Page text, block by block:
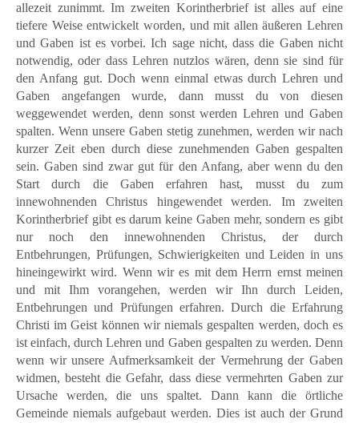
allezeit zunimmt. Im zweiten Korintherbrief ist alles auf eine
tiefere Weise entwickelt worden, und mit allen äußeren Lehren
und Gaben ist es vorbei. Ich sage nicht, dass die Gaben nicht
notwendig, oder dass Lehren nutzlos wären, denn sie sind für
den Anfang gut. Doch wenn einmal etwas durch Lehren und
Gaben angefangen wurde, dann musst du von diesen
weggewendet werden, denn sonst werden Lehren und Gaben
spalten. Wenn unsere Gaben stetig zunehmen, werden wir nach
kurzer Zeit eben durch diese zunehmenden Gaben gespalten
sein. Gaben sind zwar gut für den Anfang, aber wenn du den
Start durch die Gaben erfahren hast, musst du zum
innewohnenden Christus hingewendet werden. Im zweiten
Korintherbrief gibt es darum keine Gaben mehr, sondern es gibt
nur noch den innewohnenden Christus, der durch
Entbehrungen, Prüfungen, Schwierigkeiten und Leiden in uns
hineingewirkt wird. Wenn wir es mit dem Herrn ernst meinen
und mit Ihm vorangehen, werden wir Ihn durch Leiden,
Entbehrungen und Prüfungen erfahren. Durch die Erfahrung
Christi im Geist können wir niemals gespalten werden, doch es
ist einfach, durch Lehren und Gaben gespalten zu werden. Denn
wenn wir unsere Aufmerksamkeit der Vermehrung der Gaben
widmen, besteht die Gefahr, dass diese vermehrten Gaben zur
Ursache werden, die uns spaltet. Dann kann die örtliche
Gemeinde niemals aufgebaut werden. Dies ist auch der Grund